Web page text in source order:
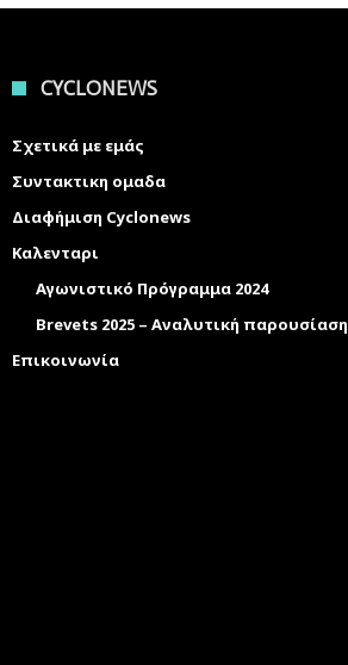
CYCLONEWS
Σχετικά με εμάς
Συντακτικη ομαδα
Διαφήμιση Cyclonews
Καλενταρι
Αγωνιστικό Πρόγραμμα 2024
Brevets 2025 – Αναλυτική παρουσίαση
Επικοινωνία